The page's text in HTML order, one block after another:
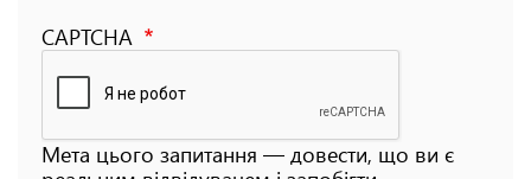
CAPTCHA
Мета цього запитання — довести, що ви є